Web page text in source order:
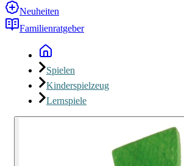
Neuheiten
Familienratgeber
Spielen
Kinderspielzeug
Lernspiele